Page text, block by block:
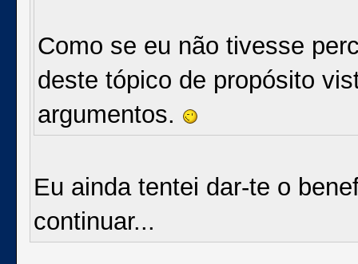
Como se eu não tivesse
deste tópico de propósito
argumentos.
Eu ainda tentei dar-te o
continuar...